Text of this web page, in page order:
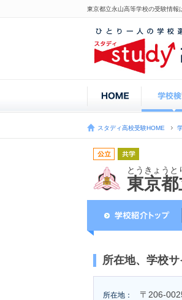
東京都立永山高等学校の受験情報
スタディ高校受験HOME
とうきょうと
東京
所在地、学校
所在地：
〒206-